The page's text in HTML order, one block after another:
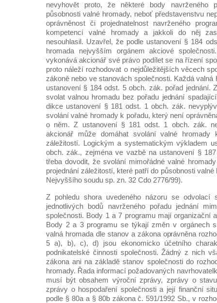
nevyhovět proto, že některé body navrženého
působnosti valné hromady, neboť představenstvu
oprávněnost či projednatelnost navrženého
kompetencí valné hromady a jakkoli do něj
nesouhlasil. Uzavřel, že podle ustanovení § 184
hromada nejvyšším orgánem akciové
vykonává akcionář své právo podílet se na řízení
proto náleží rozhodovat o nejdůležitějších věcech
zákoně nebo ve stanovách společnosti. Každá
ustanovení § 184 odst. 5 obch. zák. pořad jednání.
svolat valnou hromadu bez pořadu jednání
dikce ustanovení § 181 odst. 1 obch. zák.
svolání valné hromady k pořadu, který není
o něm. Z ustanovení § 181 odst. 1 obch. zák.
akcionář může domáhat svolání valné hromady
záležitostí. Logickým a systematickým výkladem
obch. zák., zejména ve vazbě na ustanovení §
třeba dovodit, že svolání mimořádné valné
projednání záležitostí, které patří do působnosti
Nejvyššího soudu sp. zn. 32 Cdo 2776/99).
Z pohledu shora uvedeného názoru se odvolací
jednotlivých bodů navrženého pořadu jednání
společnosti. Body 1 a 7 programu mají organizační
Body 2 a 3 programu se týkají změn v orgánech
valná hromada dle stanov a zákona oprávněna
5 a), b), c), d) jsou ekonomicko účetního
podnikatelské činnosti společnosti. Žádný z nich
zákona ani na základě stanov společnosti do
hromady. Řada informací požadovaných
musí být obsahem výroční zprávy, zprávy o
zprávy o hospodaření společnosti a její finanční
podle § 80a a § 80b zákona č. 591/1992 Sb., v